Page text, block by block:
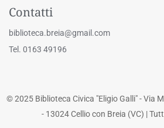
Contatti
biblioteca.breia@gmail.com
Tel. 0163 49196
© 2025 Biblioteca Civica "Eligio Galli" - Via
- 13024 Cellio con Breia (VC) |